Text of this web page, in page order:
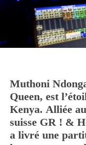
Muthoni
Queen, est
Kenya. Alliée
suisse GR ! &
a livré une